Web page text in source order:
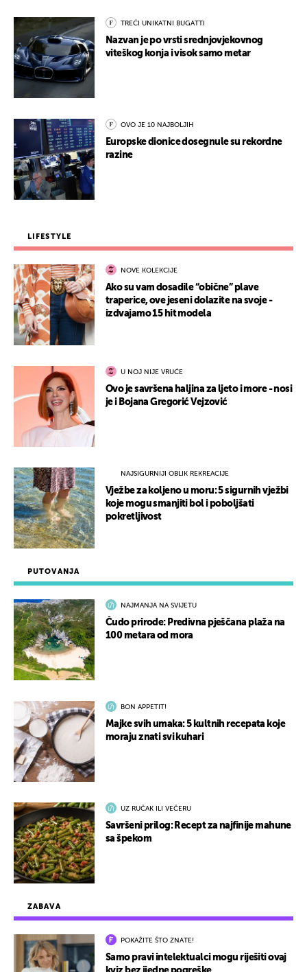
ZABAVA
POKAŽITE ŠTO ZNATE!
Samo pravi intelektualci mogu riješiti ovaj
PUTOVANJA
NAJMANJA NA SVIJETU
Čudo prirode: Predivna pješčana plaža na
100 metara od mora
BON APPETIT!
Majke svih umaka: 5 kultnih recepata koje
moraju znati svi kuhari
UZ RUČAK ILI VEČERU
Savršeni prilog: Recept za najfinije mahune
sa špekom
TREĆI UNIKATNI BUGATTI
Nazvan je po vrsti srednjovjekovnog
viteškog konja i visok samo metar
OVO JE 10 NAJBOLJIH
Europske dionice dosegnule su rekordne
razine
LIFESTYLE
NOVE KOLEKCIJE
Ako su vam dosadile “obične” plave
traperice, ove jeseni dolazite na svoje -
izdvajamo 15 hit modela
U NOJ NIJE VRUĆE
Ovo je savršena haljina za ljeto i more - nosi
je i Bojana Gregorić Vejzović
NAJSIGURNIJI OBLIK REKREACIJE
Vježbe za koljeno u moru: 5 sigurnih vježbi
koje mogu smanjiti bol i poboljšati
pokretljivost